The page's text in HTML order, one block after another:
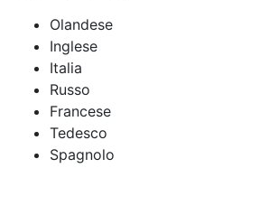
Olandese
Inglese
Italia
Russo
Francese
Tedesco
Spagnolo